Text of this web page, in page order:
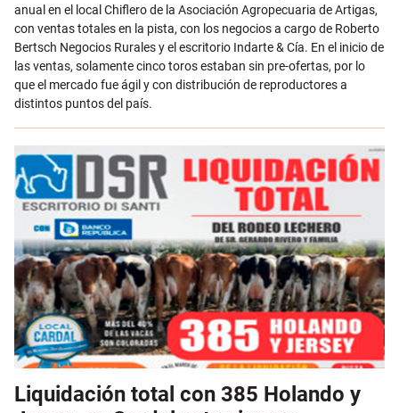
anual en el local Chiflero de la Asociación Agropecuaria de Artigas,
con ventas totales en la pista, con los negocios a cargo de Roberto
Bertsch Negocios Rurales y el escritorio Indarte & Cía. En el inicio de
las ventas, solamente cinco toros estaban sin pre-ofertas, por lo
que el mercado fue ágil y con distribución de reproductores a
distintos puntos del país.
Liquidación total con 385 Holando y